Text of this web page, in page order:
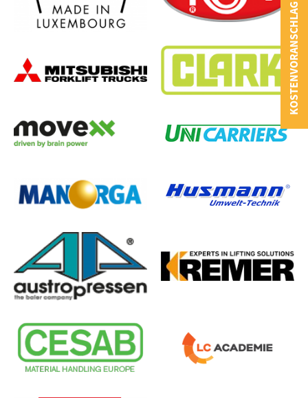
KOSTENVORANSCHLAG